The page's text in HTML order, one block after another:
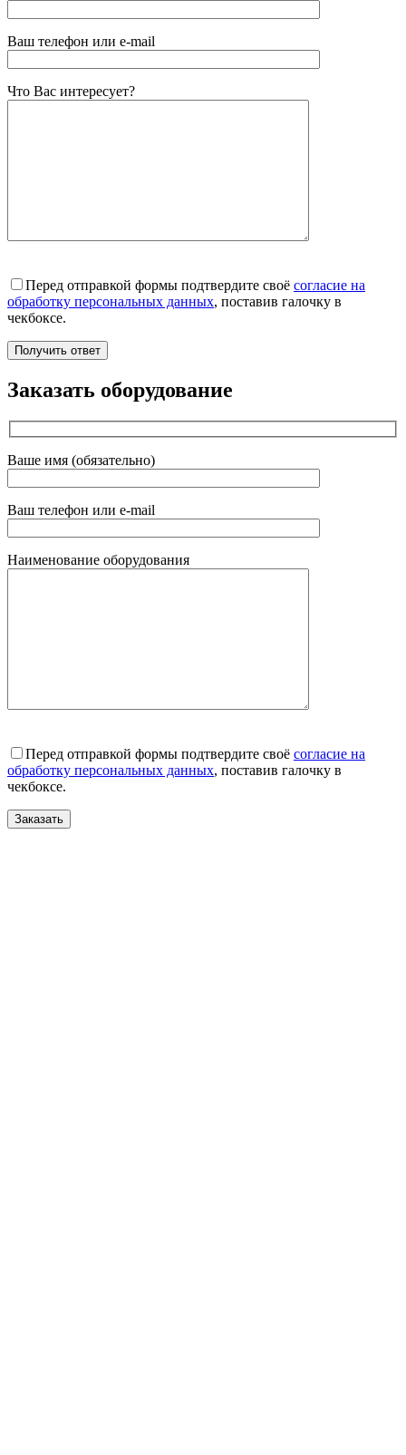
Ваш телефон или e-mail
Что Вас интересует?
Перед отправкой формы подтвердите своё согласие на
обработку персональных данных, поставив галочку в
чекбоксе.
Заказать оборудование
Ваше имя (обязательно)
Ваш телефон или e-mail
Наименование оборудования
Перед отправкой формы подтвердите своё согласие на
обработку персональных данных, поставив галочку в
чекбоксе.